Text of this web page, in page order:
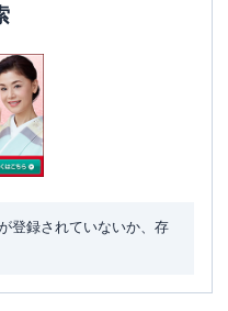
登録されていないか、存